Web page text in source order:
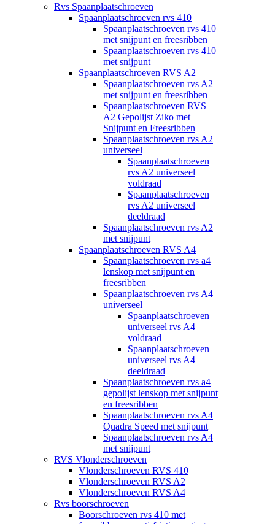
Rvs Spaanplaatschroeven
Spaanplaatschroeven rvs 410
Spaanplaatschroeven rvs 410
met snijpunt en freesribben
Spaanplaatschroeven rvs 410
met snijpunt
Spaanplaatschroeven RVS A2
Spaanplaatschroeven rvs A2
met snijpunt en freesribben
Spaanplaatschroeven RVS
A2 Gepolijst Ziko met
Snijpunt en Freesribben
Spaanplaatschroeven rvs A2
universeel
Spaanplaatschroeven
rvs A2 universeel
voldraad
Spaanplaatschroeven
rvs A2 universeel
deeldraad
Spaanplaatschroeven rvs A2
met snijpunt
Spaanplaatschroeven RVS A4
Spaanplaatschroeven rvs a4
lenskop met snijpunt en
freesribben
Spaanplaatschroeven rvs A4
universeel
Spaanplaatschroeven
universeel rvs A4
voldraad
Spaanplaatschroeven
universeel rvs A4
deeldraad
Spaanplaatschroeven rvs a4
gepolijst lenskop met snijpunt
en freesribben
Spaanplaatschroeven rvs A4
Quadra Speed met snijpunt
Spaanplaatschroeven rvs A4
met snijpunt
RVS Vlonderschroeven
Vlonderschroeven RVS 410
Vlonderschroeven RVS A2
Vlonderschroeven RVS A4
Rvs boorschroeven
Boorschroeven rvs 410 met